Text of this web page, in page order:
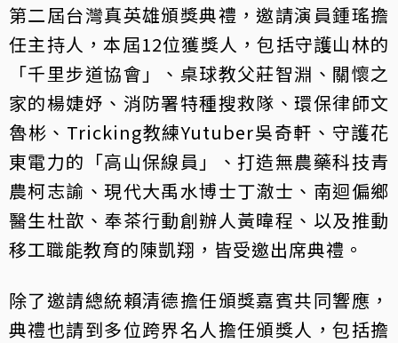
第二屆台灣真英雄頒獎典禮，邀請演員鍾瑤擔
任主持人，本屆12位獲獎人，包括守護山林的
「千里步道協會」、桌球教父莊智淵、關懷之
家的楊婕妤、消防署特種搜救隊、環保律師文
魯彬、Tricking教練Yutuber吳奇軒、守護花
東電力的「高山保線員」、打造無農藥科技青
農柯志諭、現代大禹水博士丁澈士、南迴偏鄉
醫生杜歆、奉茶行動創辦人黃暐程、以及推動
移工職能教育的陳凱翔，皆受邀出席典禮。
除了邀請總統賴清德擔任頒獎嘉賓共同響應，
典禮也請到多位跨界名人擔任頒獎人，包括擔